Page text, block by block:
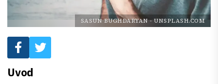
SASUN BUGHDARYAN-UNSPLASH.COM
Uvod